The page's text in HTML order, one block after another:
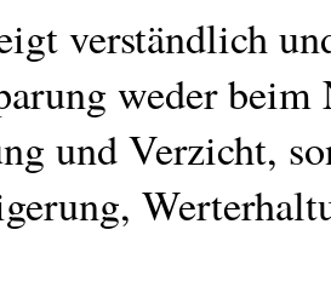
verständlich
weder
und Verzicht,